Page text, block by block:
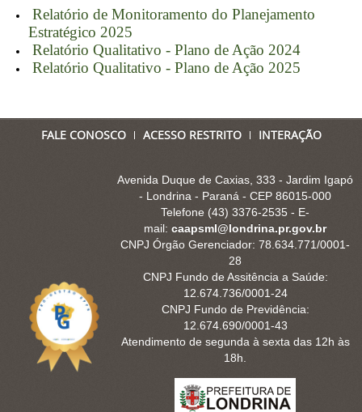
Relatório de Monitoramento do Planejamento
Estratégico 2025
Relatório Qualitativo - Plano de Ação 2024
Relatório Qualitativo - Plano de Ação 2025
FALE CONOSCO ACESSO RESTRITO INTERAÇÃO
Avenida Duque de Caxias, 333 - Jardim Igapó
- Londrina - Paraná - CEP 86015-000
Telefone (43) 3376-2535 - E-
mail: caapsml@londrina.pr.gov.br
CNPJ Órgão Gerenciador: 78.634.771/0001-
28
CNPJ Fundo de Assitência a Saúde:
12.674.736/0001-24
CNPJ Fundo de Previdência:
12.674.690/0001-43
Atendimento de segunda à sexta das 12h às
18h.